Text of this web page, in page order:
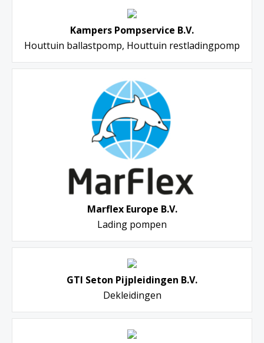
Kampers Pompservice B.V.
Houttuin ballastpomp, Houttuin restladingpomp
Marflex Europe B.V.
Lading pompen
GTI Seton Pijpleidingen B.V.
Dekleidingen